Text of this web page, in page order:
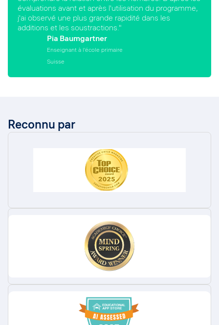
évaluations avant et après l'utilisation du programme,
j'ai observé une plus grande rapidité dans les
additions et les soustractions."
Pia Baumgartner
Enseignant à l'école primaire
Suisse
Reconnu par